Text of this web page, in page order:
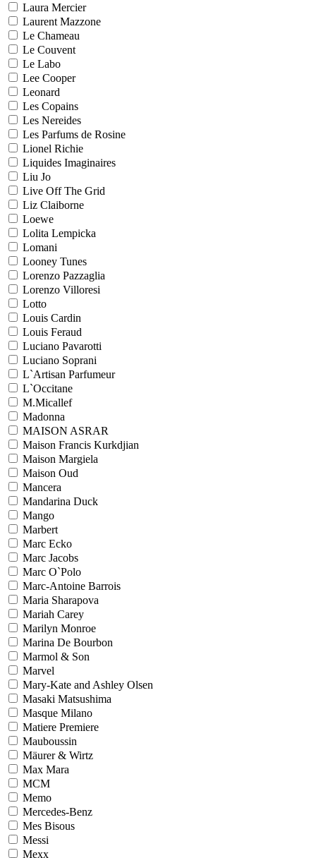
Laura Mercier
Laurent Mazzone
Le Chameau
Le Couvent
Le Labo
Lee Cooper
Leonard
Les Copains
Les Nereides
Les Parfums de Rosine
Lionel Richie
Liquides Imaginaires
Liu Jo
Live Off The Grid
Liz Claiborne
Loewe
Lolita Lempicka
Lomani
Looney Tunes
Lorenzo Pazzaglia
Lorenzo Villoresi
Lotto
Louis Cardin
Louis Feraud
Luciano Pavarotti
Luciano Soprani
L`Artisan Parfumeur
L`Occitane
M.Micallef
Madonna
MAISON ASRAR
Maison Francis Kurkdjian
Maison Margiela
Maison Oud
Mancera
Mandarina Duck
Mango
Marbert
Marc Ecko
Marc Jacobs
Marc O`Polo
Marc-Antoine Barrois
Maria Sharapova
Mariah Carey
Marilyn Monroe
Marina De Bourbon
Marmol & Son
Marvel
Mary-Kate and Ashley Olsen
Masaki Matsushima
Masque Milano
Matiere Premiere
Mauboussin
Mäurer & Wirtz
Max Mara
MCM
Memo
Mercedes-Benz
Mes Bisous
Messi
Mexx